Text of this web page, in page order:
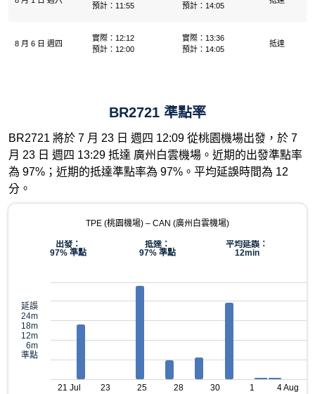
預計：11:55
預計：14:05
8 月 6 日 週四
實際：12:12
預計：12:00
實際：13:36
預計：14:05
抵達
BR2721 準點率
BR2721 將於 7 月 23 日 週四 12:09 從桃園機場出發，於 7
月 23 日 週四 13:29 抵達 廣州白雲機場。近期的出發準點率
為 97%；近期的抵達準點率為 97%。平均延誤時間為 12
分。
TPE (桃園機場) – CAN (廣州白雲機場)
出發：
97% 準點
抵達：
97% 準點
平均延誤：
12min
延誤
24m
18m
12m
6m
準點
21 Jul 23 25 28 30 1 4 Aug